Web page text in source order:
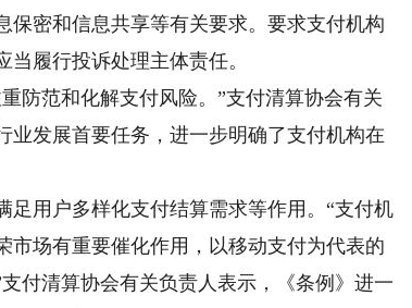
密和信息共享等有关要求。要求支付机构
履行投诉处理主体责任。
范和化解支付风险。”支付清算协会有关
发展首要任务，进一步明确了支付机构在
用户多样化支付结算需求等作用。“支付机
场有重要催化作用，以移动支付为代表的
付清算协会有关负责人表示，《条例》进一